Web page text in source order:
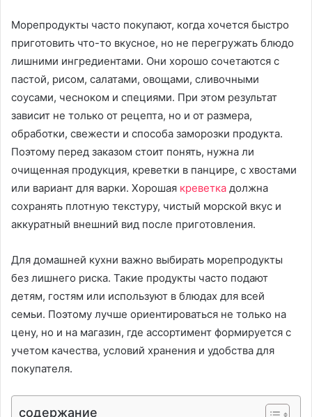
Морепродукты часто покупают, когда хочется быстро
приготовить что-то вкусное, но не перегружать блюдо
лишними ингредиентами. Они хорошо сочетаются с
пастой, рисом, салатами, овощами, сливочными
соусами, чесноком и специями. При этом результат
зависит не только от рецепта, но и от размера,
обработки, свежести и способа заморозки продукта.
Поэтому перед заказом стоит понять, нужна ли
очищенная продукция, креветки в панцире, с хвостами
или вариант для варки. Хорошая креветка должна
сохранять плотную текстуру, чистый морской вкус и
аккуратный внешний вид после приготовления.
Для домашней кухни важно выбирать морепродукты
без лишнего риска. Такие продукты часто подают
детям, гостям или используют в блюдах для всей
семьи. Поэтому лучше ориентироваться не только на
цену, но и на магазин, где ассортимент формируется с
учетом качества, условий хранения и удобства для
покупателя.
содержание